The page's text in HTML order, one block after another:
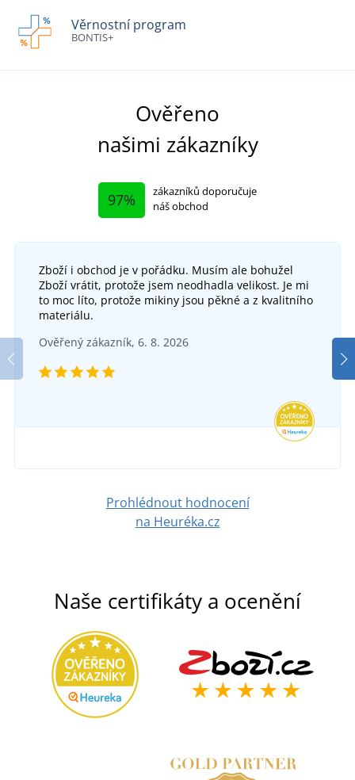
Věrnostní program
BONTIS+
Ověřeno
našimi zákazníky
97%
zákazníků doporučuje
náš obchod
Zboží i obchod je v pořádku. Musím ale bohužel
Zboží vrátit, protože jsem neodhadla velikost. Je mi
to moc líto, protože mikiny jsou pěkné a z kvalitního
materiálu.
Ověřený zákazník, 6. 8. 2026
Prohlédnout hodnocení
na Heuréka.cz
Naše certifikáty a ocenění